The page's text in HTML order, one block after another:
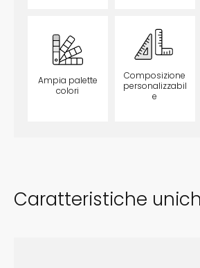
Ampia palette
colori
Composizione
personalizzabil
e
Caratteristiche